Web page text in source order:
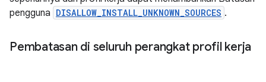
pengguna DISALLOW_INSTALL_UNKNOWN_SOURCES .
Pembatasan di seluruh perangkat profil kerja